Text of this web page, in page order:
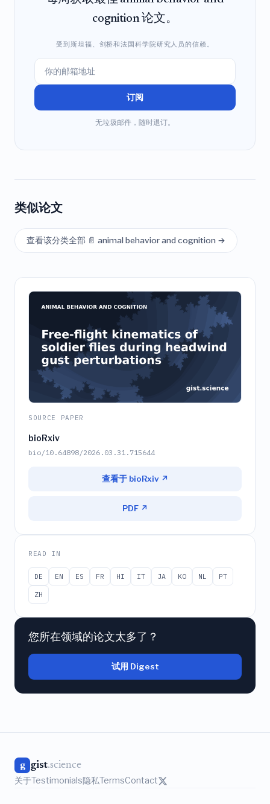
cognition 论文。
受到斯坦福、剑桥和法国科学院研究人员的信赖。
订阅
无垃圾邮件，随时退订。
类似论文
查看该分类全部 📄 animal behavior and cognition →
SOURCE PAPER
bioRxiv
bio/10.64898/2026.03.31.715644
查看于 bioRxiv ↗
PDF ↗
READ IN
DE EN ES FR HI IT JA KO NL
PT
ZH
您所在领域的论文太多了？
试用 Digest
g gist.science
关于Testimonials隐私TermsContact